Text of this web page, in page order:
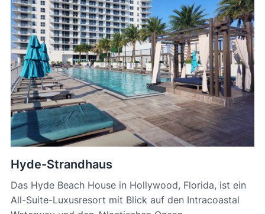
Hyde-Strandhaus
Das Hyde Beach House in Hollywood, Florida, ist ein
All-Suite-Luxusresort mit Blick auf den Intracoastal